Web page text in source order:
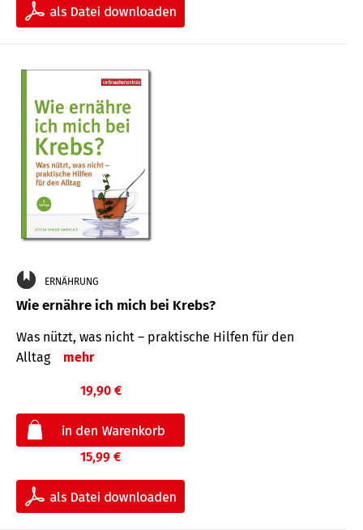
ERNÄHRUNG
Wie ernähre ich mich bei Krebs?
Was nützt, was nicht – praktische Hilfen für den
Alltag
mehr
19,90 €
15,99 €